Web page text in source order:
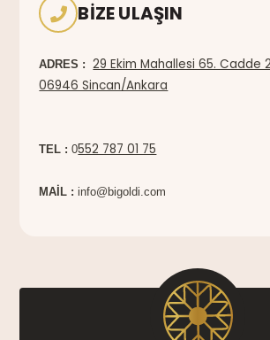
BIZE ULAŞIN
ADRES :
29 Ekim Mahallesi 65. Cadde
06946 Sincan/Ankara
TEL : 0552 787 01 75
MAİL :info@bigoldi.com